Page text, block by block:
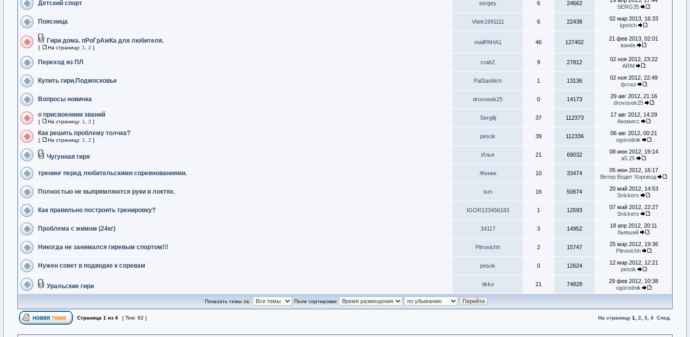
Детский спорт sergey 6 24662
SERG35
Поясница Vitek1991111 6 22438
02 мар 2013, 16:33
Igorich
Гири дома. пРоГрАмКа для любителя.
[ На страницу: 1 2 ]
mailPAHA1 46 127402
21 фев 2013, 02:01
ванёк
Переход из ПЛ crab2 9 27812
02 ноя 2012, 23:22
ARM
Купить гири,Подмосковье PalSanblch 1 13136
02 ноя 2012, 22:49
фгско
Вопросы новичка drovosek25 0 14173
29 авг 2012, 21:16
drovosek25
о присвоениии званий
[ На страницу: 1 2 ]
Sergilij 37 112373
17 авг 2012, 14:29
Акомисс
Как решить проблему толчка?
[ На страницу: 1 2 ]
pesok 39 112336
06 авг 2012, 00:21
ogorodnik
Чугунная гиря Илья 21 69032
08 июн 2012, 19:14
а5.25
тренинг перед любительскими соревнованиями. Женек 10 33474
05 июн 2012, 16:17
Ветер Водит Хоровод
Полностью не выпрямляются руки в локтях. ism 16 50674
20 май 2012, 14:53
Snickers
Как правильно построить тренировку? IGOR123456183 1 12593
07 май 2012, 22:27
Snickers
Проблема с жимом (24кг) 34117 3 14952
18 апр 2012, 20:11
бывший
Никогда не занимался гиревым спортом!!! Pitrovichh 2 15747
25 мар 2012, 19:36
Pitrovichh
Нужен совет в подводке к соревам pesok 0 12624
12 мар 2012, 12:21
pesok
Уральские гири tikko 21 74828
29 фев 2012, 10:38
ogorodnik
Показать темы за: Поле сортировки
Страница 1 из 4 [ Тем: 82 ] На страницу 1 2 3 4 След.